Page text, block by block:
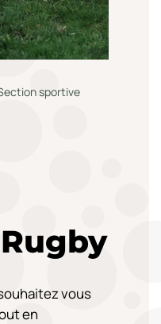
sportive
vous
en